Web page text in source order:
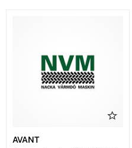
AVANT